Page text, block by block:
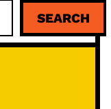
SEARCH